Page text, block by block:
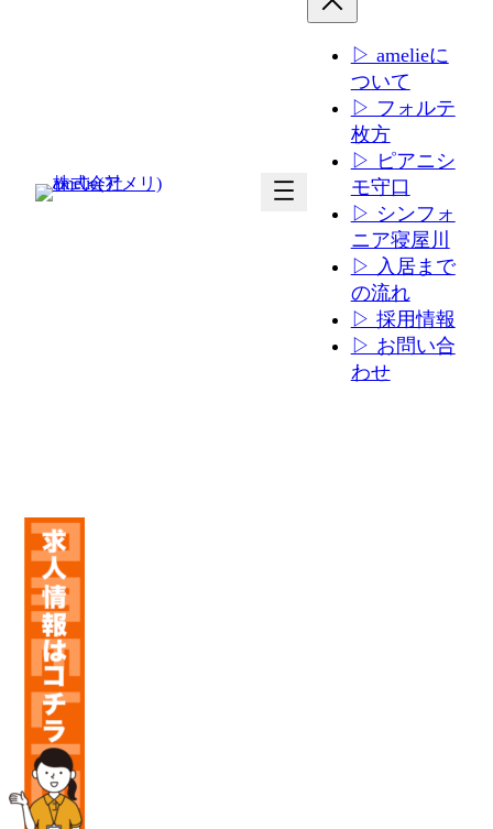
▷ amelieに
ついて
▷ フォルテ
枚方
▷ ピアニシ
モ守口
▷ シンフォ
ニア寝屋川
▷ 入居まで
の流れ
▷ 採用情報
▷ お問い合
わせ